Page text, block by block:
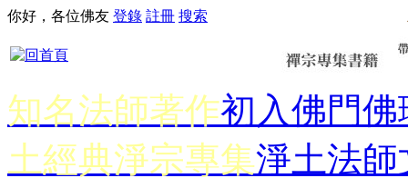
你好，各位佛友 登錄 註冊 搜索
知名法師著作初入佛門佛
土經典淨宗專集淨土法師